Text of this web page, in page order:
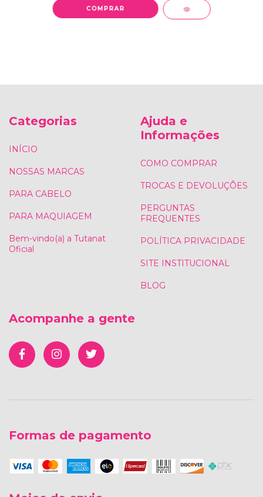
Categorias
INÍCIO
NOSSAS MARCAS
PARA CABELO
PARA MAQUIAGEM
Bem-vindo(a) a Tutanat
Oficial
Ajuda e
Informações
COMO COMPRAR
TROCAS E DEVOLUÇÕES
PERGUNTAS
FREQUENTES
POLÍTICA PRIVACIDADE
SITE INSTITUCIONAL
BLOG
Acompanhe a gente
Formas de pagamento